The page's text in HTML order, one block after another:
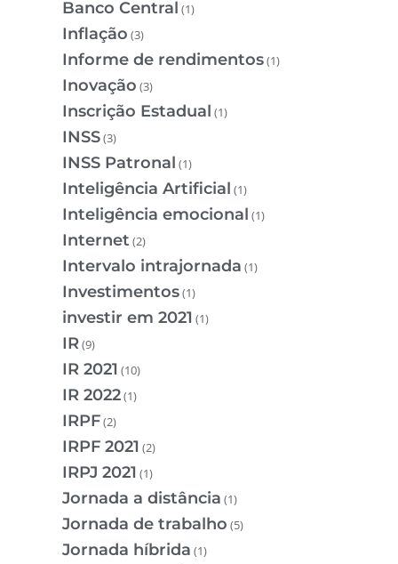
Banco Central (1)
Inflação (3)
Informe de rendimentos(1)
Inovação (3)
Inscrição Estadual (1)
INSS(3)
INSS Patronal (1)
Inteligência Artificial (1)
Inteligência emocional (1)
Internet (2)
Intervalo intrajornada (1)
Investimentos(1)
investir em 2021 (1)
IR(9)
IR 2021 (10)
IR 2022(1)
IRPF(2)
IRPF 2021 (2)
IRPJ 2021 (1)
Jornada a distância (1)
Jornada de trabalho (5)
Jornada híbrida (1)